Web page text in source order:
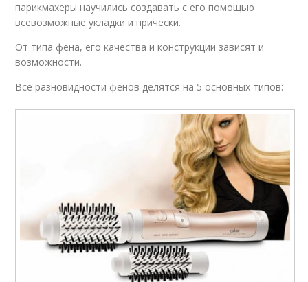
парикмахеры научились создавать с его помощью
всевозможные укладки и прически.
От типа фена, его качества и конструкции зависят и
возможности.
Все разновидности фенов делятся на 5 основных типов: